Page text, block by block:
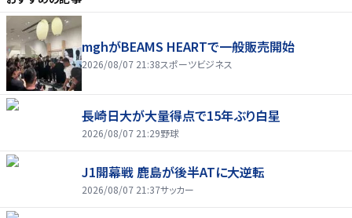
mghがBEAMS HEARTで一般販売開始
2026/08/07 21:38スポーツビジネス
長崎日大が大量得点で15年ぶり白星
2026/08/07 21:29野球
J1開幕戦 鹿島が後半ATに大逆転
2026/08/07 21:37サッカー